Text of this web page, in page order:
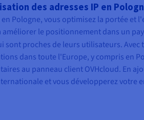
des adresses IP en
en Pologne, vous optimisez la portée
le positionnement dans un
sont proches de leurs utilisateurs.
dans toute l'Europe, y compris en
au panneau client OVHcloud. En
et vous développerez votre